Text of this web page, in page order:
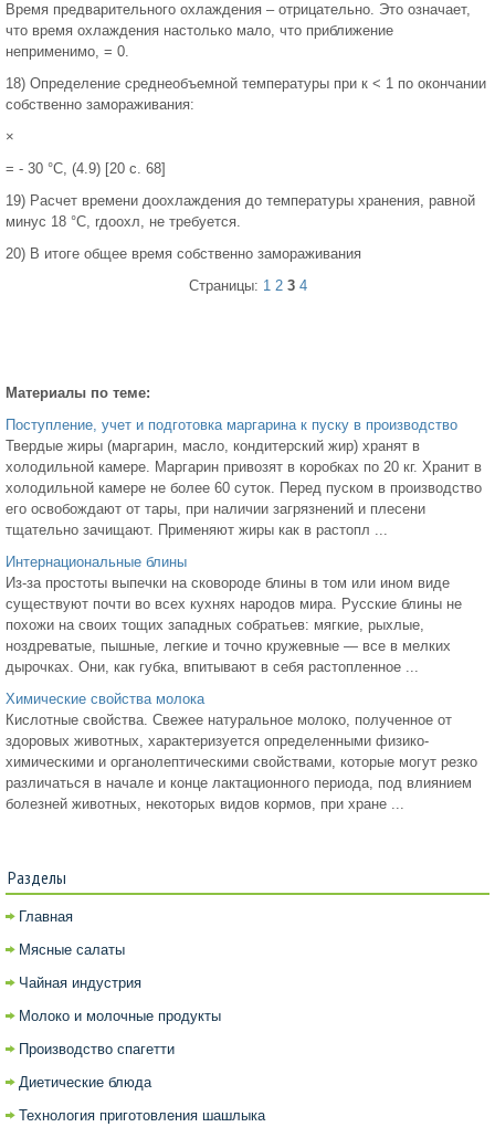
Время предварительного охлаждения – отрицательно. Это означает,
что время охлаждения настолько мало, что приближение
неприменимо, = 0.
18) Определение среднеобъемной температуры при к < 1 по окончании
собственно замораживания:
×
= - 30 °С, (4.9) [20 с. 68]
19) Расчет времени доохлаждения до температуры хранения, равной
минус 18 °С, rдоохл, не требуется.
20) В итоге общее время собственно замораживания
Страницы: 1 2 3 4
Материалы по теме:
Поступление, учет и подготовка маргарина к пуску в производство
Твердые жиры (маргарин, масло, кондитерский жир) хранят в
холодильной камере. Маргарин привозят в коробках по 20 кг. Хранит в
холодильной камере не более 60 суток. Перед пуском в производство
его освобождают от тары, при наличии загрязнений и плесени
тщательно зачищают. Применяют жиры как в растопл ...
Интернациональные блины
Из-за простоты выпечки на сковороде блины в том или ином виде
существуют почти во всех кухнях народов мира. Русские блины не
похожи на своих тощих западных собратьев: мягкие, рыхлые,
ноздреватые, пышные, легкие и точно кружевные — все в мелких
дырочках. Они, как губка, впитывают в себя растопленное ...
Химические свойства молока
Кислотные свойства. Свежее натуральное молоко, полученное от
здоровых животных, характеризуется определенными физико-
химическими и органолептическими свойствами, которые могут резко
различаться в начале и конце лактационного периода, под влиянием
болезней животных, некоторых видов кормов, при хране ...
Разделы
Главная
Мясные салаты
Чайная индустрия
Молоко и молочные продукты
Производство спагетти
Диетические блюда
Технология приготовления шашлыка